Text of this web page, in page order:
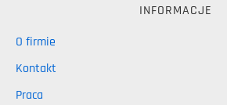
INFORMACJE
O firmie
Kontakt
Praca